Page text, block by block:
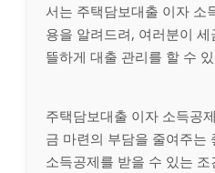
서는 주택담보대출 이자 소
용을 알려드려, 여러분이
뜰하게 대출 관리를 할 수
주택담보대출 이자 소득공
금 마련의 부담을 줄여주는
소득공제를 받을 수 있는